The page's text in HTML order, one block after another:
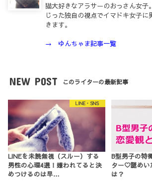
猫大好きなアラサーのおっさん女子
じった独自の視点でイマドキ女子に
きます。
→ ゆんちゃま記事一覧
NEW POST このライターの最新記事
LINE・SNS
LINEを未読無視（スルー）する
男性の心理4選！嫌われてると決
めつけるのは早…
B型男子の特
ター♡謎めい
は？